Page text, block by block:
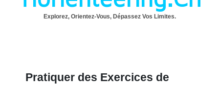
Explorez, Orientez-Vous, Dépassez Vos Limites.
Pratiquer des Exercices de